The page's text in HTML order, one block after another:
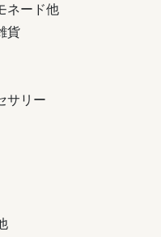
ネード他
貨
サリー